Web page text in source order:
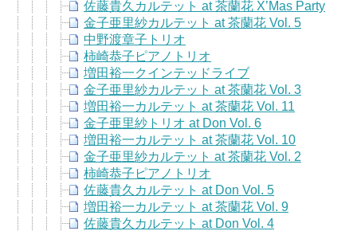
佐藤貴久カルテット at 茶蘭花 X’Mas Party
金子亜里紗カルテット at 茶蘭花 Vol. 5
中野渡章子トリオ
柿崎恭子ピアノトリオ
増田裕一クインテッドライブ
金子亜里紗カルテット at 茶蘭花 Vol. 3
増田裕一カルテット at 茶蘭花 Vol. 11
金子亜里紗トリオ at Don Vol. 6
増田裕一カルテット at 茶蘭花 Vol. 10
金子亜里紗カルテット at 茶蘭花 Vol. 2
柿崎恭子ピアノトリオ
佐藤貴久カルテット at Don Vol. 5
増田裕一カルテット at 茶蘭花 Vol. 9
佐藤貴久カルテット at Don Vol. 4